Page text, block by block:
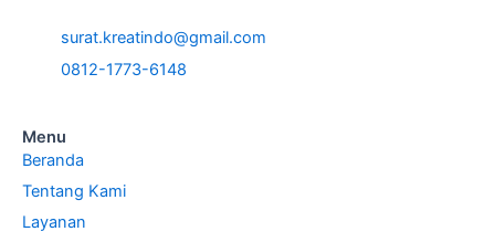
surat.kreatindo@gmail.com
0812-1773-6148
Menu
Beranda
Tentang Kami
Layanan